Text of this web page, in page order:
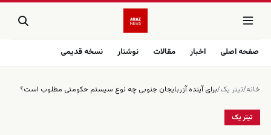
صفحه اصلی اخبار مقالات نوشتار نسخه قدیمی
خانه/تیتر یک/برای آینده آزربایجان جنوبی چه نوع سیستم حکومتی مطلوب است؟
تیتر یک